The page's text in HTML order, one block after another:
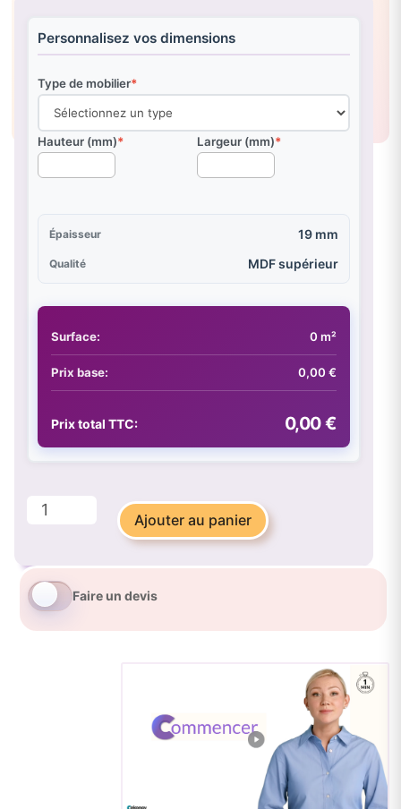
Personnalisez vos dimensions
Type de mobilier*
Hauteur (mm)* Largeur (mm)*
Épaisseur 19 mm
Qualité MDF supérieur
Surface: 0 m²
Prix base: 0,00 €
Prix total TTC: 0,00 €
quantité
Salvia
SM
Zénit
Standard
Ajouter au panier
Faire un devis